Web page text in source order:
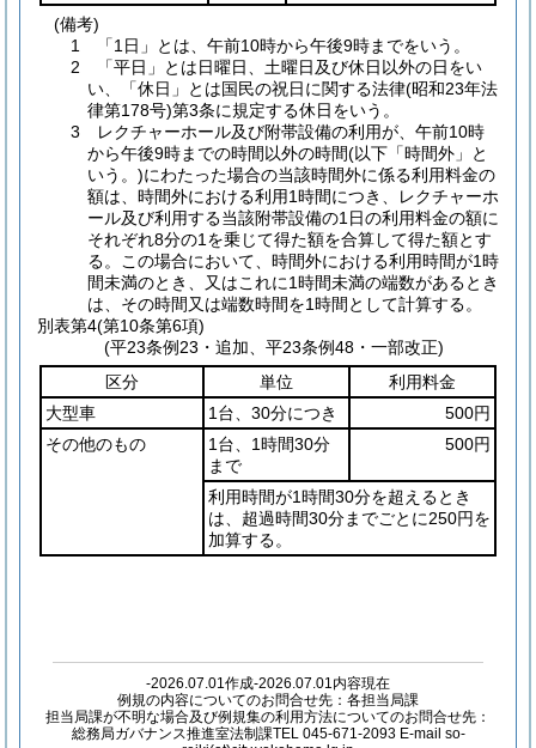
(備考)
1 「1日」とは、午前10時から午後9時までをいう。
2 「平日」とは日曜日、土曜日及び休日以外の日をい
い、「休日」とは国民の祝日に関する法律(昭和23年法
律第178号)第3条に規定する休日をいう。
3 レクチャーホール及び附帯設備の利用が、午前10時
から午後9時までの時間以外の時間(以下「時間外」と
いう。)にわたった場合の当該時間外に係る利用料金の
額は、時間外における利用1時間につき、レクチャーホ
ール及び利用する当該附帯設備の1日の利用料金の額に
それぞれ8分の1を乗じて得た額を合算して得た額とす
る。この場合において、時間外における利用時間が1時
間未満のとき、又はこれに1時間未満の端数があるとき
は、その時間又は端数時間を1時間として計算する。
別表第4(第10条第6項)
(平23条例23・追加、平23条例48・一部改正)
区分
単位
利用料金
大型車
1台、30分につき
500円
その他のもの
1台、1時間30分
まで
500円
利用時間が1時間30分を超えるとき
は、超過時間30分までごとに250円を
加算する。
-2026.07.01作成-2026.07.01内容現在
例規の内容についてのお問合せ先：各担当局課
担当局課が不明な場合及び例規集の利用方法についてのお問合せ先：
総務局ガバナンス推進室法制課TEL 045-671-2093 E-mail so-